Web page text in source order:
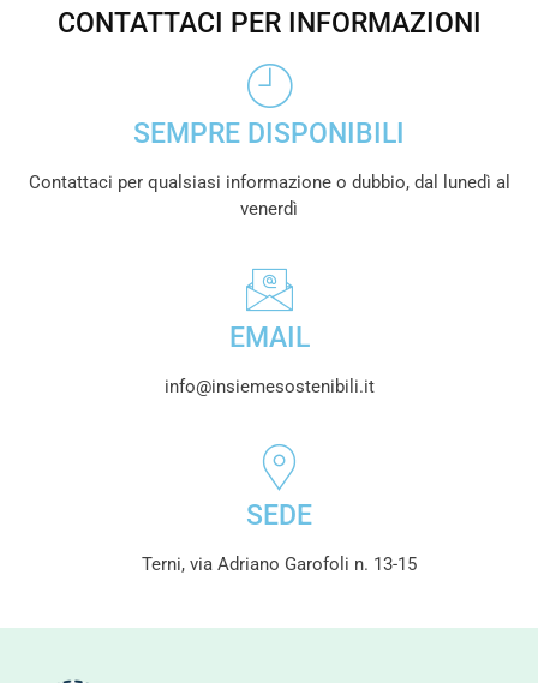
CONTATTACI PER INFORMAZIONI
SEMPRE DISPONIBILI
Contattaci per qualsiasi informazione o dubbio, dal lunedì al
venerdì
EMAIL
info@insiemesostenibili.it
SEDE
Terni, via Adriano Garofoli n. 13-15